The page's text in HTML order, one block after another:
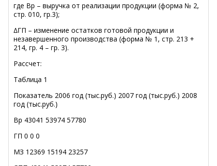
где Вр – выручка от реализации продукции (форма № 2,
стр. 010, гр.3);
∆ГП – изменение остатков готовой продукции и
незавершенного производства (форма № 1, стр. 213 +
214, гр. 4 – гр. 3).
Рассчет:
Таблица 1
Показатель 2006 год (тыс.руб.) 2007 год (тыс.руб.) 2008
год (тыс.руб.)
Вр 43041 53974 57780
ГП 0 0 0
МЗ 12369 15194 23257